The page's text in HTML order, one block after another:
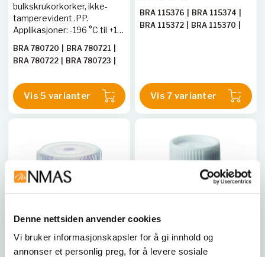
Denne nettsiden anvender cookies
Vi bruker informasjonskapsler for å gi innhold og
annonser et personlig preg, for å levere sosiale
bulkskrukorkorker, ikke-
tamperevident .PP.
Applikasjoner: -196 °C til +121
BRA 780720 BRA 780721
BRA 780722
BRA 780723
Vis 5 varianter
BRA 115376 BRA 115374
BRA 115372
BRA 115370
Vis 7 varianter
BRAND BRAND